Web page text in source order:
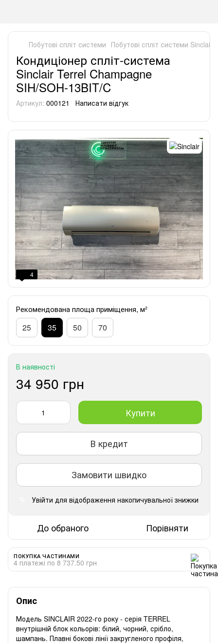
Побутові спліт системи Побутові спліт системи Sinclair
Кондиціонер спліт-система
Sinclair Terrel Champagne
SIH/SOH-13BIT/C
Артикул: 000121 Написати відгук
4
Рекомендована площа приміщення, м²
25 35 50 70
В наявності
34 950 грн
Купити
В кредит
Замовити швидко
Увійти для відображення накопичувальної знижки
До обраного Порівняти
ПОКУПКА ЧАСТИНАМИ
4 платежі по 8 737.50 грн
Опис
Модель SINCLAIR 2022-го року - серія TERREL
внутрішній блок кольорів: білий, чорний, срібло,
шампань. Плавні бокові лінії закругленого профіля,